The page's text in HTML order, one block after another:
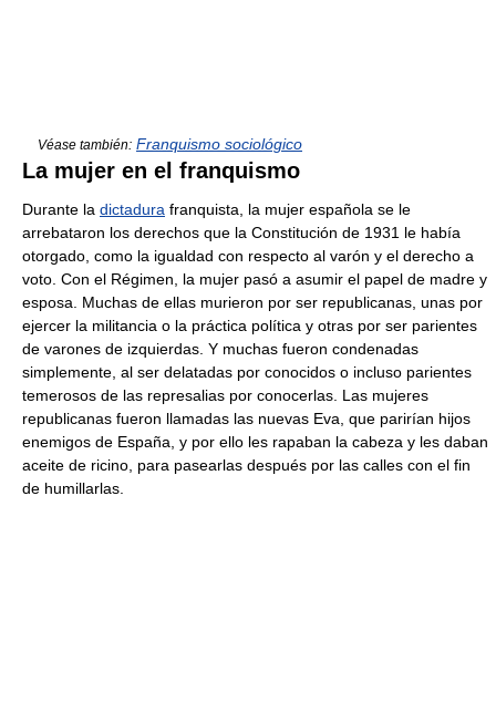
Véase también: Franquismo sociológico
La mujer en el franquismo
Durante la dictadura franquista, la mujer española se le
arrebataron los derechos que la Constitución de 1931 le había
otorgado, como la igualdad con respecto al varón y el derecho a
voto. Con el Régimen, la mujer pasó a asumir el papel de madre y
esposa. Muchas de ellas murieron por ser republicanas, unas por
ejercer la militancia o la práctica política y otras por ser parientes
de varones de izquierdas. Y muchas fueron condenadas
simplemente, al ser delatadas por conocidos o incluso parientes
temerosos de las represalias por conocerlas. Las mujeres
republicanas fueron llamadas las nuevas Eva, que parirían hijos
enemigos de España, y por ello les rapaban la cabeza y les daban
aceite de ricino, para pasearlas después por las calles con el fin
de humillarlas.